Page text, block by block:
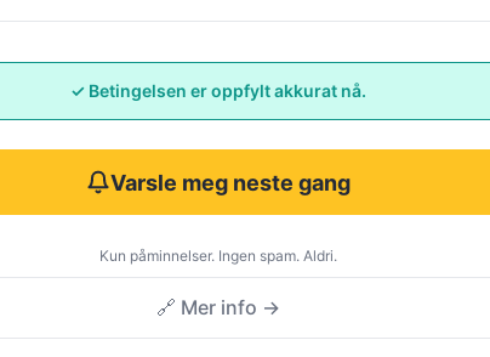
✓ Betingelsen er oppfylt akkurat nå.
Varsle meg neste gang
Kun påminnelser. Ingen spam. Aldri.
🔗 Mer info →